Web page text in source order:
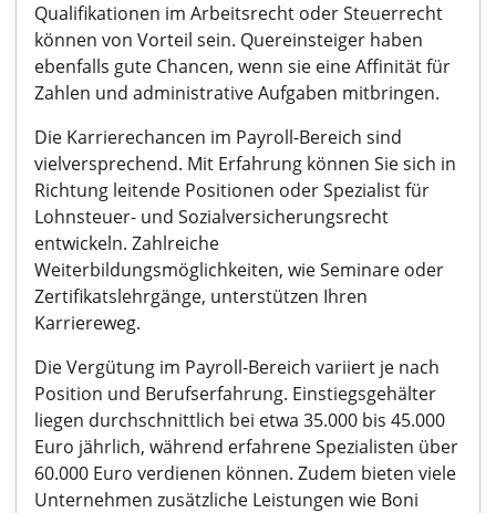
Qualifikationen im Arbeitsrecht oder Steuerrecht
können von Vorteil sein. Quereinsteiger haben
ebenfalls gute Chancen, wenn sie eine Affinität für
Zahlen und administrative Aufgaben mitbringen.
Die Karrierechancen im Payroll-Bereich sind
vielversprechend. Mit Erfahrung können Sie sich in
Richtung leitende Positionen oder Spezialist für
Lohnsteuer- und Sozialversicherungsrecht
entwickeln. Zahlreiche
Weiterbildungsmöglichkeiten, wie Seminare oder
Zertifikatslehrgänge, unterstützen Ihren
Karriereweg.
Die Vergütung im Payroll-Bereich variiert je nach
Position und Berufserfahrung. Einstiegsgehälter
liegen durchschnittlich bei etwa 35.000 bis 45.000
Euro jährlich, während erfahrene Spezialisten über
60.000 Euro verdienen können. Zudem bieten viele
Unternehmen zusätzliche Leistungen wie Boni